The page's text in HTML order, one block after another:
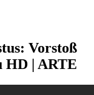
Vorstoß
HD | ARTE